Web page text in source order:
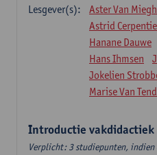
Lesgever(s):
Aster Van
Astrid
Hanane Dauwe
Hans Ihmsen
Jokelien
Marise Van
Introductie vakdidactiek
Verplicht: 3 studiepunten, indien